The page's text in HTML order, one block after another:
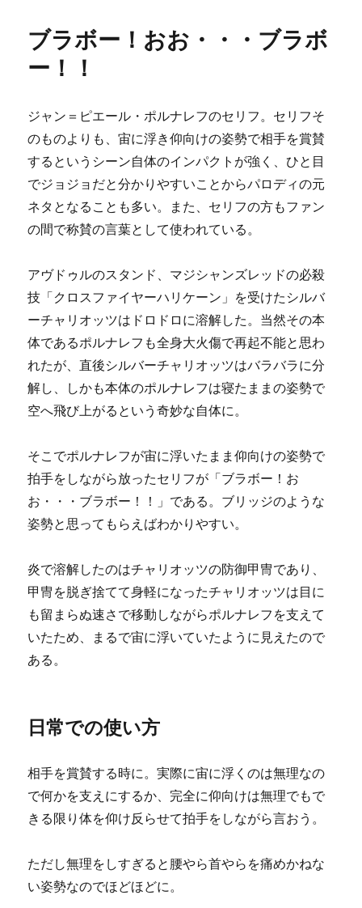
ブラボー！おお・・・ブラボ
ー！！
ジャン＝ピエール・ポルナレフのセリフ。セリフそ
のものよりも、宙に浮き仰向けの姿勢で相手を賞賛
するというシーン自体のインパクトが強く、ひと目
でジョジョだと分かりやすいことからパロディの元
ネタとなることも多い。また、セリフの方もファン
の間で称賛の言葉として使われている。
アヴドゥルのスタンド、マジシャンズレッドの必殺
技「クロスファイヤーハリケーン」を受けたシルバ
ーチャリオッツはドロドロに溶解した。当然その本
体であるポルナレフも全身大火傷で再起不能と思わ
れたが、直後シルバーチャリオッツはバラバラに分
解し、しかも本体のポルナレフは寝たままの姿勢で
空へ飛び上がるという奇妙な自体に。
そこでポルナレフが宙に浮いたまま仰向けの姿勢で
拍手をしながら放ったセリフが「ブラボー！お
お・・・ブラボー！！」である。ブリッジのような
姿勢と思ってもらえばわかりやすい。
炎で溶解したのはチャリオッツの防御甲冑であり、
甲冑を脱ぎ捨てて身軽になったチャリオッツは目に
も留まらぬ速さで移動しながらポルナレフを支えて
いたため、まるで宙に浮いていたように見えたので
ある。
日常での使い方
相手を賞賛する時に。実際に宙に浮くのは無理なの
で何かを支えにするか、完全に仰向けは無理でもで
きる限り体を仰け反らせて拍手をしながら言おう。
ただし無理をしすぎると腰やら首やらを痛めかねな
い姿勢なのでほどほどに。